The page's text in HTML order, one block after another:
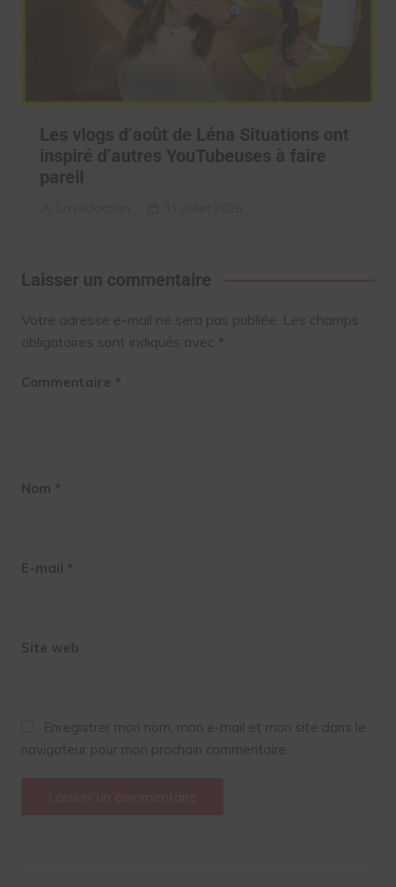
Les vlogs d’août de Léna Situations ont
inspiré d’autres YouTubeuses à faire
pareil
Laisser un commentaire
Votre adresse e-mail ne sera pas publiée. Les champs
obligatoires sont indiqués avec *
Commentaire *
Nom *
E-mail *
Site web
Enregistrer mon nom, mon e-mail et mon site dans le
navigateur pour mon prochain commentaire.